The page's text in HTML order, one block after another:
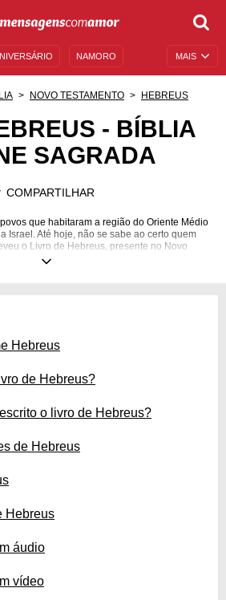
MAIS
NAMORO
MENSAGENS DE ANIVERSÁRIO
NOVO TESTAMENTO HEBREUS
- BÍBLIA
SAGRADA
COMPARTILHAR
que habitaram a região do Oriente Médio
Israel. Até hoje, não se sabe ao certo quem
o Livro de Hebreus, presente no Novo
uma coisa é certa: se você quiser entender a
Hebreus
de Hebreus?
o livro de Hebreus?
de Hebreus
Hebreus
áudio
vídeo